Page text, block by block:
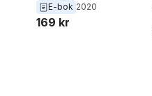
E-bok 2020
169 kr